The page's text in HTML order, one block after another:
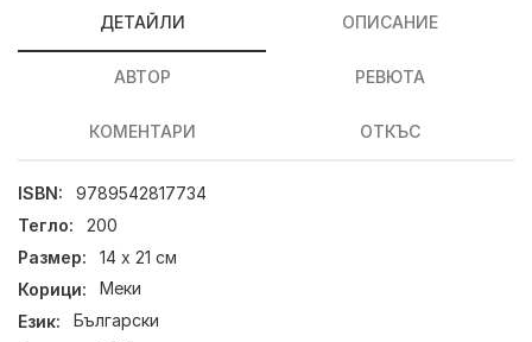
ДЕТАЙЛИ ОПИСАНИЕ
АВТОР РЕВЮТА
КОМЕНТАРИ ОТКЪС
ISBN:
9789542817734
Тегло:
200
Размер:
14 x 21 см
Корици:
Меки
Език:
Български